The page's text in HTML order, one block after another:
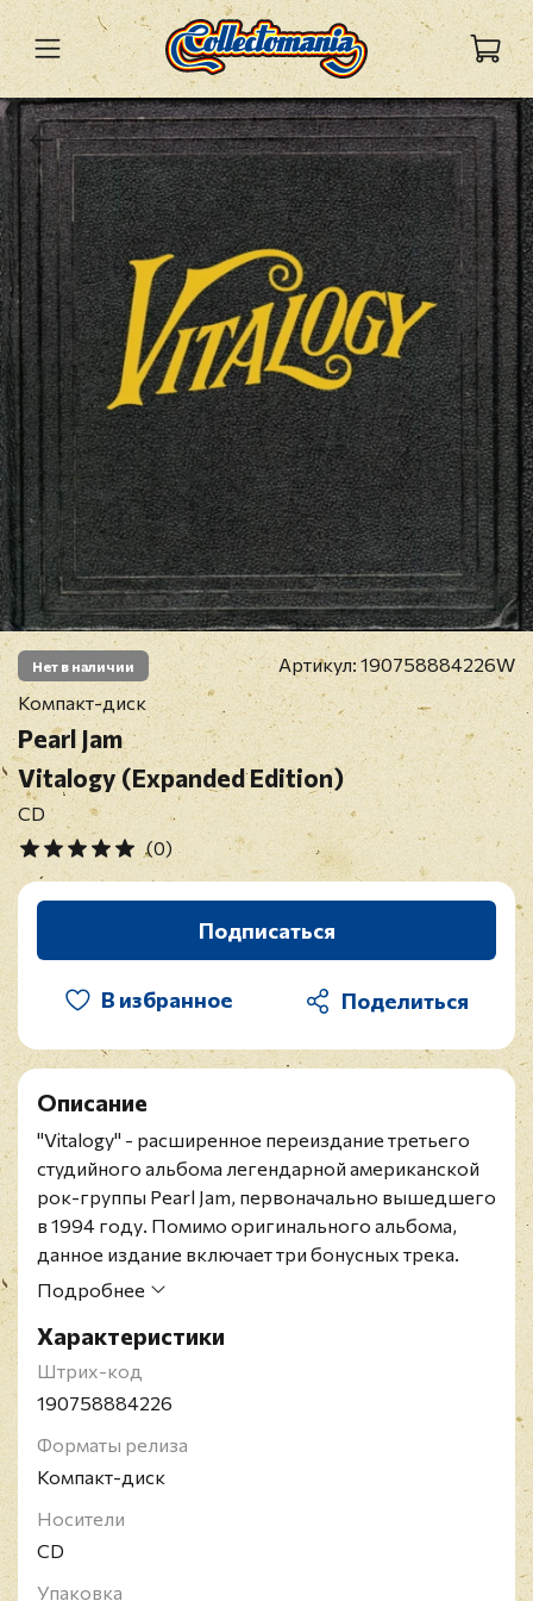
Нет в наличии Артикул: 190758884226W
Компакт-диск
Pearl Jam
Vitalogy (Expanded Edition)
CD
(0)
Подписаться
В избранное
Описание
"Vitalogy" - расширенное переиздание третьего
студийного альбома легендарной американской
рок-группы Pearl Jam, первоначально вышедшего
в 1994 году. Помимо оригинального альбома,
данное издание включает три бонусных трека.
На момент выпуска, компакт-диск "Vitalogy" занял
историю шоу-бизнеса, первое же место
принадлежало предыдущему альбому группы
"Vs.". К 2007 году альбом стал пятикратно
альбома группа снова сотрудничала с
продюсером Бренданом O'Брайеном. Многие
песни были написаны во время выступлений в
рамках "Vs. Tour" и большинство треков с
Подробнее
Характеристики
Штрих-код
190758884226
Форматы релиза
Компакт-диск
Носители
CD
Упаковка